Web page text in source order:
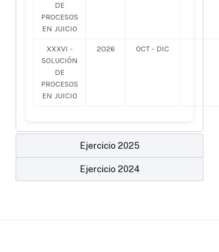
DE
PROCESOS
EN JUICIO
XXXVI -
SOLUCIÓN
DE
PROCESOS
EN JUICIO
2026 OCT - DIC
Ejercicio 2025
Ejercicio 2024